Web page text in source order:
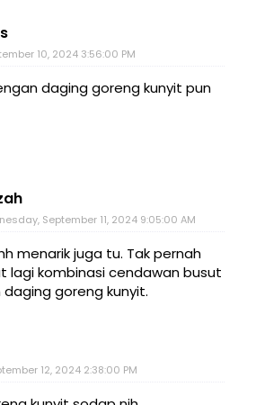
10, 2024 3:56:00 PM
daging goreng kunyit pun
September 11, 2024 9:05:00 AM
menarik juga tu. Tak pernah
lagi kombinasi cendawan busut
daging goreng kunyit.
12, 2024 2:38:00 PM